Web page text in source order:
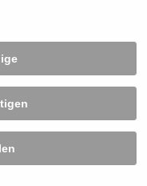
übernimmt keine Verantwortung